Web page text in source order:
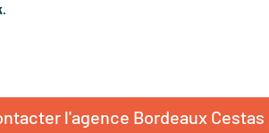
l'agence Bordeaux Cestas